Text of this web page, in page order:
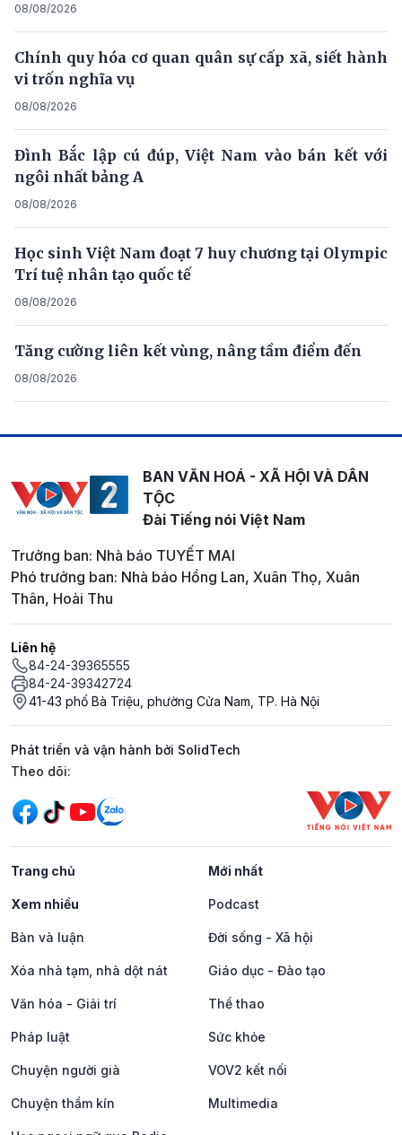
08/08/2026
Chính quy hóa cơ quan quân sự cấp xã, siết hành
vi trốn nghĩa vụ
08/08/2026
Đình Bắc lập cú đúp, Việt Nam vào bán kết với
ngôi nhất bảng A
08/08/2026
Học sinh Việt Nam đoạt 7 huy chương tại Olympic
Trí tuệ nhân tạo quốc tế
08/08/2026
Tăng cường liên kết vùng, nâng tầm điểm đến
08/08/2026
BAN VĂN HOÁ - XÃ HỘI VÀ DÂN
TỘC
Đài Tiếng nói Việt Nam
Trưởng ban: Nhà báo TUYẾT MAI
Phó trưởng ban: Nhà báo Hồng Lan, Xuân Thọ, Xuân
Thân, Hoài Thu
Liên hệ
84-24-39365555
84-24-39342724
41-43 phố Bà Triệu, phường Cửa Nam, TP. Hà Nội
Phát triển và vận hành bởi SolidTech
Mạng xã hội
Theo dõi:
Trang chủ Mới nhất
Xem nhiều Podcast
Bàn và luận Đời sống - Xã hội
Xóa nhà tạm, nhà dột nát Giáo dục - Đào tạo
Văn hóa - Giải trí Thể thao
Pháp luật Sức khỏe
Chuyện người già VOV2 kết nối
Chuyện thầm kín Multimedia